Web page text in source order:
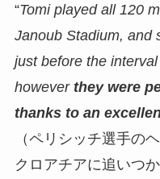
“Tomi played all 120
Janoub Stadium, and
just before the
however they were
thanks to an
（ペリシッチ選手の
クロアチアに追いつか